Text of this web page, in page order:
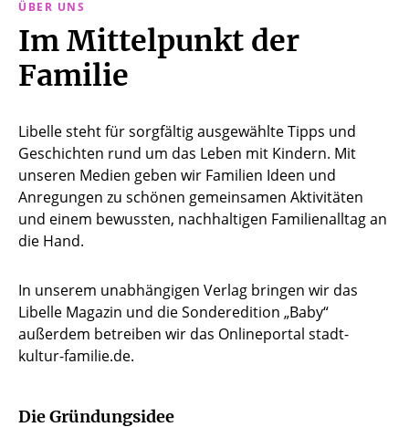
ÜBER UNS
Im Mittelpunkt der
Familie
Libelle steht für sorgfältig ausgewählte Tipps und
Geschichten rund um das Leben mit Kindern. Mit
unseren Medien geben wir Familien Ideen und
Anregungen zu schönen gemeinsamen Aktivitäten
und einem bewussten, nachhaltigen Familienalltag an
die Hand.
In unserem unabhängigen Verlag bringen wir das
Libelle Magazin und die Sonderedition „Baby“
außerdem betreiben wir das Onlineportal stadt-
kultur-familie.de.
Die Gründungsidee